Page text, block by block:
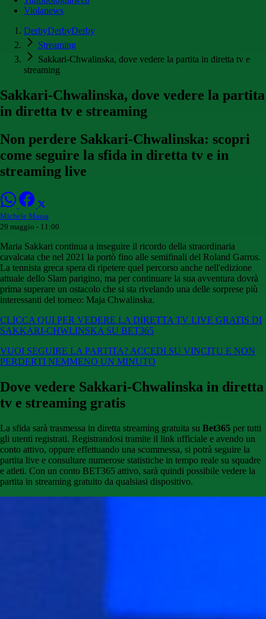
Violanews
DerbyDerbyDerby
Streaming
Sakkari-Chwalinska, dove vedere la partita in diretta tv e
streaming
Sakkari-Chwalinska, dove vedere la partita
in diretta tv e streaming
Non perdere Sakkari-Chwalinska: scopri
come seguire la sfida in diretta tv e in
streaming live
Michele Massa
29 maggio - 11:00
Maria Sakkari continua a inseguire il ricordo della straordinaria
cavalcata che nel 2021 la portò fino alle semifinali del Roland Garros.
La tennista greca spera di ripetere quel percorso anche nell'edizione
attuale dello Slam parigino, ma per continuare la sua avventura dovrà
prima superare un ostacolo che si sta rivelando una delle sorprese più
interessanti del torneo: Maja Chwalinska.
CLICCA QUI PER VEDERE LA DIRETTA TV LIVE GRATIS DI
SAKKARI-CHWLINSKA SU BET365
VUOI SEGUIRE LA PARTITA? ACCEDI SU VINCITU E NON
PERDERTI NEMMENO UN MINUTO
Dove vedere Sakkari-Chwalinska in diretta
tv e streaming gratis
La sfida sarà trasmessa in diretta streaming gratuita su Bet365 per tutti
gli utenti registrati. Registrandosi tramite il link ufficiale e avendo un
conto attivo, oppure effettuando una scommessa, si potrà seguire la
partita live e consultare numerose statistiche in tempo reale su squadre
e atleti. Con un conto BET365 attivo, sarà quindi possibile vedere la
partita in streaming gratuito da qualsiasi dispositivo.